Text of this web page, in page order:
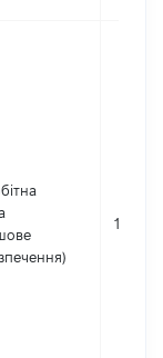
140000